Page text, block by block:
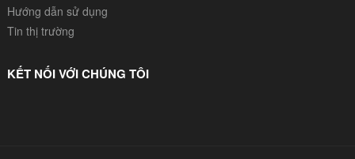
Hướng dẫn sử dụng
Tin thị trường
KẾT NỐI VỚI CHÚNG TÔI